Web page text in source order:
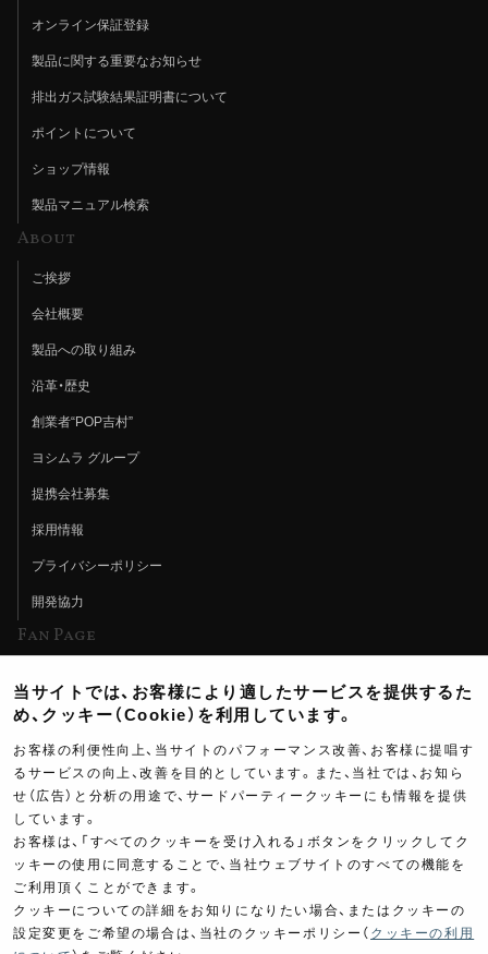
オンライン保証登録
製品に関する重要なお知らせ
排出ガス試験結果証明書について
ポイントについて
ショップ情報
製品マニュアル検索
About
ご挨拶
会社概要
製品への取り組み
沿革・歴史
創業者“POP吉村”
ヨシムラ グループ
提携会社募集
採用情報
プライバシーポリシー
開発協力
Fan Page
ヨシムラTV
イベント情報
イベントスケジュール
ツーリングブレイクタイム
製品ポスター
当サイトでは、お客様により適したサービスを提供するた
め、クッキー（Cookie）を利用しています。
お客様の利便性向上、当サイトのパフォーマンス改善、お客様に提唱す
るサービスの向上、改善を目的としています。また、当社では、お知ら
せ（広告）と分析の用途で、サードパーティークッキーにも情報を提供
しています。
お客様は、「すべてのクッキーを受け入れる」ボタンをクリックしてク
ッキーの使用に同意することで、当社ウェブサイトのすべての機能を
ご利用頂くことができます。
クッキーについての詳細をお知りになりたい場合、またはクッキーの
設定変更をご希望の場合は、当社のクッキーポリシー（ クッキーの利用